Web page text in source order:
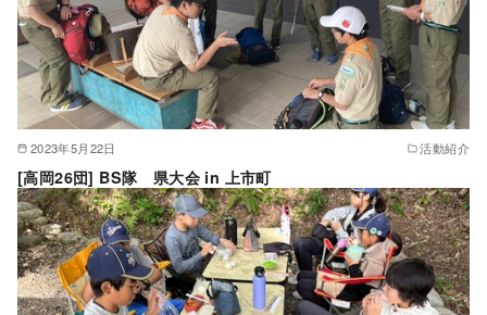
2023年5月22日 活動紹介
[高岡26団] BS隊 県大会 in 上市町